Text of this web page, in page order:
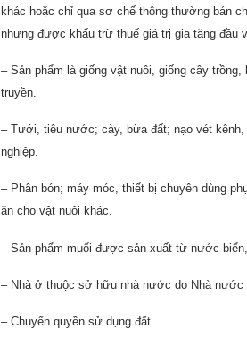
khác hoặc chỉ qua sơ chế thông thường bán
nhưng được khấu trừ thuế giá trị gia tăng đầu
– Sản phẩm là giống vật nuôi, giống cây
truyền.
– Tưới, tiêu nước; cày, bừa đất; nạo vét kênh,
nghiệp.
– Phân bón; máy móc, thiết bị chuyên dùng
ăn cho vật nuôi khác.
– Sản phẩm muối được sản xuất từ nước
– Nhà ở thuộc sở hữu nhà nước do Nhà nước
– Chuyển quyền sử dụng đất.